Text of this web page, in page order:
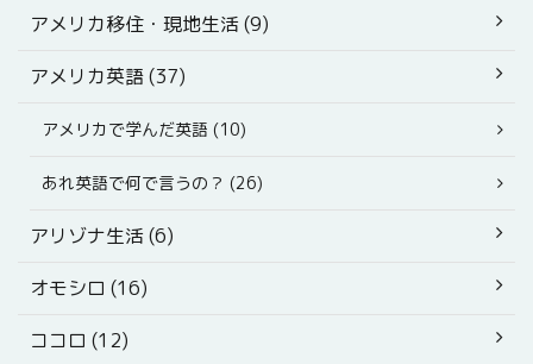
アメリカ移住・現地生活 (9)
アメリカ英語 (37)
アメリカで学んだ英語 (10)
あれ英語で何で言うの？ (26)
アリゾナ生活 (6)
オモシロ (16)
ココロ (12)